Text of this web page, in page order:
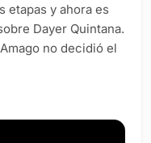
etapas y ahora es
Dayer Quintana.
no decidió el